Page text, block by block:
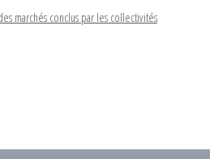
marchés conclus par les collectivités